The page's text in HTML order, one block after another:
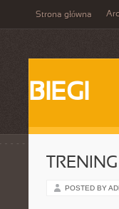
Strona główna
BIEGI
POSTED BY